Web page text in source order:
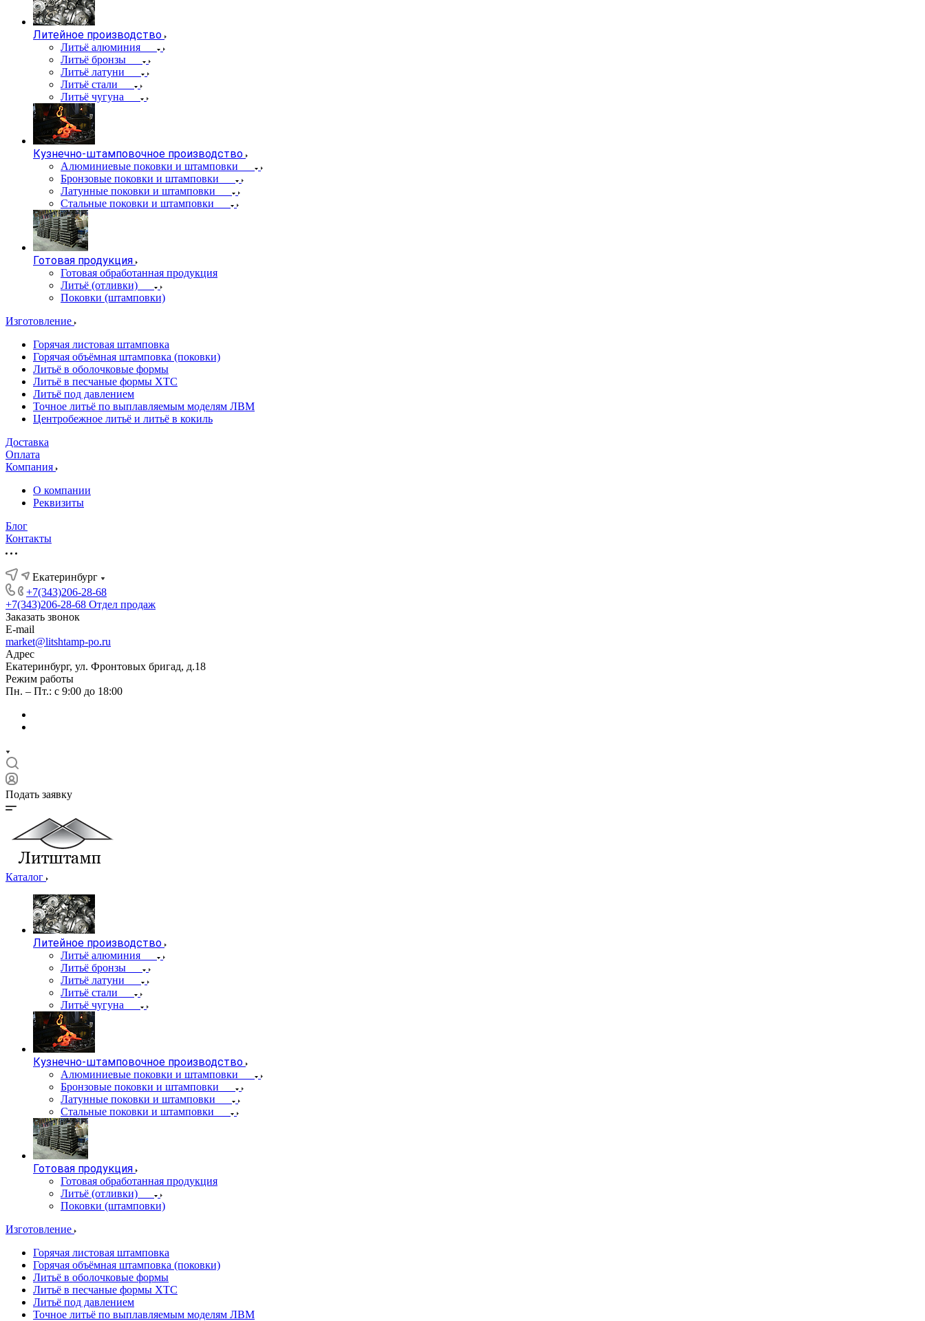
Литейное производство
Литьё алюминия
Литьё бронзы
Литьё латуни
Литьё стали
Литьё чугуна
Кузнечно-штамповочное производство
Алюминиевые поковки и штамповки
Бронзовые поковки и штамповки
Латунные поковки и штамповки
Стальные поковки и штамповки
Готовая продукция
Готовая обработанная продукция
Литьё (отливки)
Поковки (штамповки)
Изготовление
Горячая листовая штамповка
Горячая объёмная штамповка (поковки)
Литьё в оболочковые формы
Литьё в песчаные формы ХТС
Литьё под давлением
Точное литьё по выплавляемым моделям ЛВМ
Центробежное литьё и литьё в кокиль
Доставка
Оплата
Компания
О компании
Реквизиты
Блог
Контакты
Екатеринбург
+7(343)206-28-68
+7(343)206-28-68 Отдел продаж
Заказать звонок
E-mail
market@litshtamp-po.ru
Адрес
Екатеринбург, ул. Фронтовых бригад, д.18
Режим работы
Пн. – Пт.: с 9:00 до 18:00
Подать заявку
Каталог
Литейное производство
Литьё алюминия
Литьё бронзы
Литьё латуни
Литьё стали
Литьё чугуна
Кузнечно-штамповочное производство
Алюминиевые поковки и штамповки
Бронзовые поковки и штамповки
Латунные поковки и штамповки
Стальные поковки и штамповки
Готовая продукция
Готовая обработанная продукция
Литьё (отливки)
Поковки (штамповки)
Изготовление
Горячая листовая штамповка
Горячая объёмная штамповка (поковки)
Литьё в оболочковые формы
Литьё в песчаные формы ХТС
Литьё под давлением
Точное литьё по выплавляемым моделям ЛВМ